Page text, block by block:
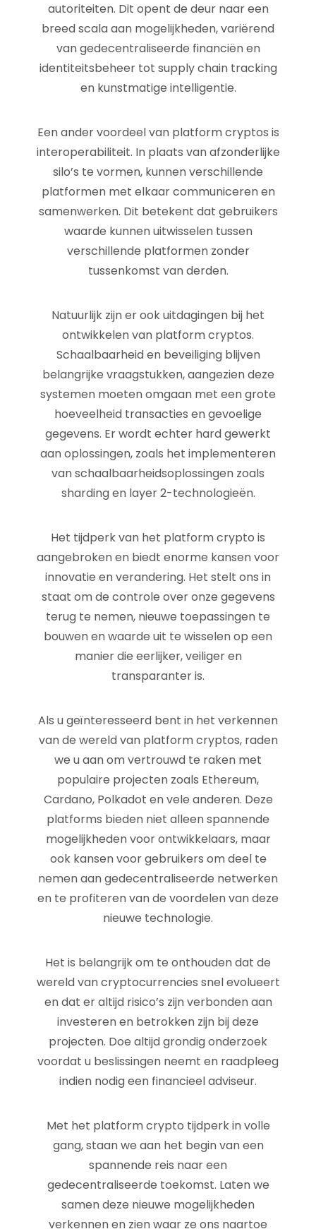
autoriteiten. Dit opent de deur naar een
breed scala aan mogelijkheden, variërend
van gedecentraliseerde financiën en
identiteitsbeheer tot supply chain tracking
en kunstmatige intelligentie.
Een ander voordeel van platform cryptos is
interoperabiliteit. In plaats van afzonderlijke
silo’s te vormen, kunnen verschillende
platformen met elkaar communiceren en
samenwerken. Dit betekent dat gebruikers
waarde kunnen uitwisselen tussen
verschillende platformen zonder
tussenkomst van derden.
Natuurlijk zijn er ook uitdagingen bij het
ontwikkelen van platform cryptos.
Schaalbaarheid en beveiliging blijven
belangrijke vraagstukken, aangezien deze
systemen moeten omgaan met een grote
hoeveelheid transacties en gevoelige
gegevens. Er wordt echter hard gewerkt
aan oplossingen, zoals het implementeren
van schaalbaarheidsoplossingen zoals
sharding en layer 2-technologieën.
Het tijdperk van het platform crypto is
aangebroken en biedt enorme kansen voor
innovatie en verandering. Het stelt ons in
staat om de controle over onze gegevens
terug te nemen, nieuwe toepassingen te
bouwen en waarde uit te wisselen op een
manier die eerlijker, veiliger en
transparanter is.
Als u geïnteresseerd bent in het verkennen
van de wereld van platform cryptos, raden
we u aan om vertrouwd te raken met
populaire projecten zoals Ethereum,
Cardano, Polkadot en vele anderen. Deze
platforms bieden niet alleen spannende
mogelijkheden voor ontwikkelaars, maar
ook kansen voor gebruikers om deel te
nemen aan gedecentraliseerde netwerken
en te profiteren van de voordelen van deze
nieuwe technologie.
Het is belangrijk om te onthouden dat de
wereld van cryptocurrencies snel evolueert
en dat er altijd risico’s zijn verbonden aan
investeren en betrokken zijn bij deze
projecten. Doe altijd grondig onderzoek
voordat u beslissingen neemt en raadpleeg
indien nodig een financieel adviseur.
Met het platform crypto tijdperk in volle
gang, staan we aan het begin van een
spannende reis naar een
gedecentraliseerde toekomst. Laten we
samen deze nieuwe mogelijkheden
verkennen en zien waar ze ons naartoe